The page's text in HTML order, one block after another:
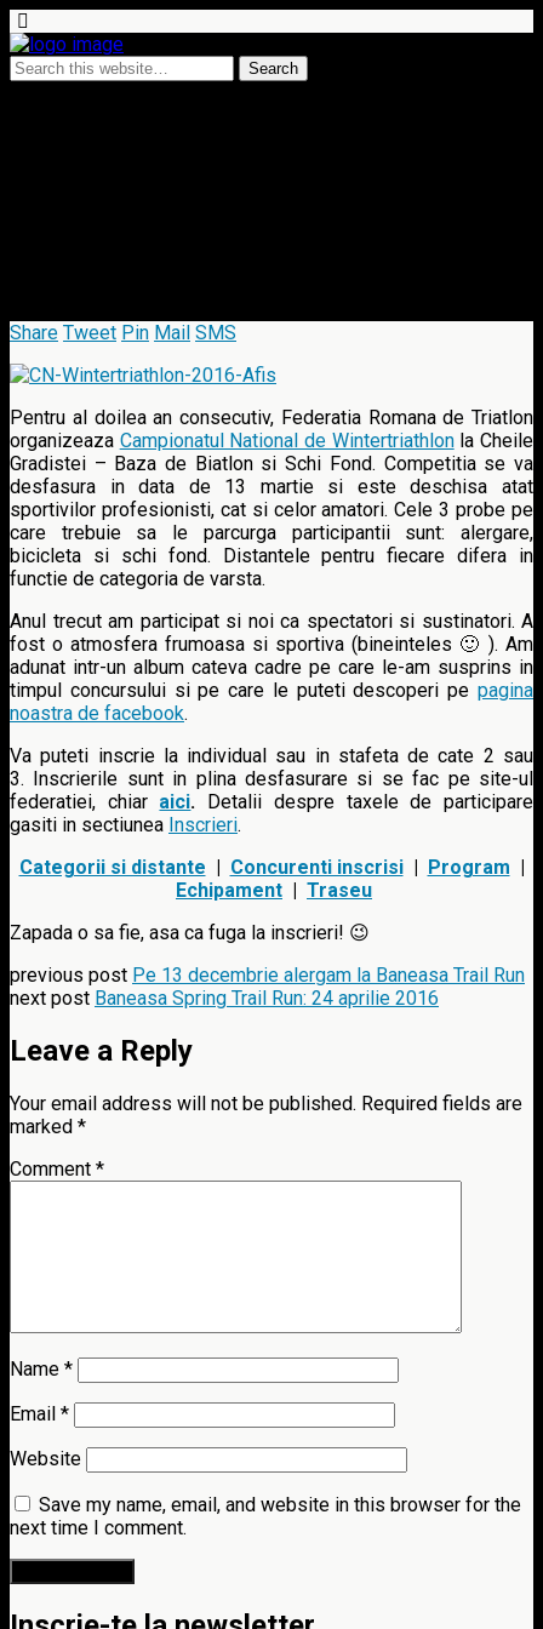
Share Tweet Pin Mail SMS
Pentru al doilea an consecutiv, Federatia Romana de Triatlon
organizeaza Campionatul National de Wintertriathlonla Cheile
Gradistei – Baza de Biatlon si Schi Fond. Competitia se va
desfasura in data de 13 martie si este deschisa atat
sportivilor profesionisti, cat si celor amatori. Cele 3 probe pe
care trebuie sa le parcurga participantii sunt: alergare,
bicicleta si schi fond. Distantele pentru fiecare difera in
functie de categoria de varsta.
Anul trecut am participat si noi ca spectatori si sustinatori. A
fost o atmosfera frumoasa si sportiva (bineinteles 🙂 ). Am
adunat intr-un album cateva cadre pe care le-am susprins in
timpul concursului si pe care le puteti descoperi pe pagina
noastra de facebook.
Va puteti inscrie la individual sau in stafeta de cate 2 sau
3. Inscrierile sunt in plina desfasurare si se fac pe site-ul
federatiei, chiar aici. Detalii despre taxele de participare
gasiti in sectiunea Inscrieri.
Categorii si distante | Concurenti inscrisi| Program |
Echipament | Traseu
Zapada o sa fie, asa ca fuga la inscrieri! 😉
previous post Pe 13 decembrie alergam la Baneasa Trail Run
next post Baneasa Spring Trail Run: 24 aprilie 2016
Leave a Reply
Your email address will not be published. Required fields are
marked *
Comment *
Name *
Email *
Website
Save my name, email, and website in this browser for the
next time I comment.